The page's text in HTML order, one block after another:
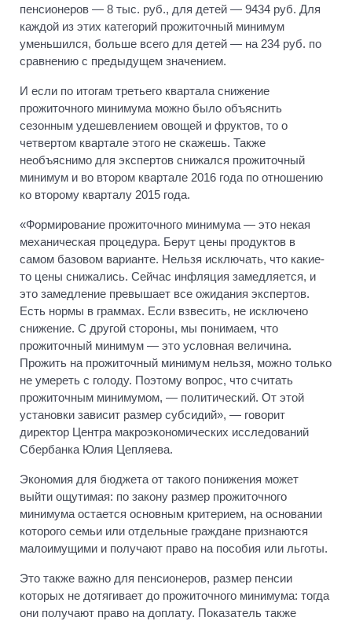
пенсионеров — 8 тыс. руб., для детей — 9434 руб. Для
каждой из этих категорий прожиточный минимум
уменьшился, больше всего для детей — на 234 руб. по
сравнению с предыдущем значением.
И если по итогам третьего квартала снижение
прожиточного минимума можно было объяснить
сезонным удешевлением овощей и фруктов, то о
четвертом квартале этого не скажешь. Также
необъяснимо для экспертов снижался прожиточный
минимум и во втором квартале 2016 года по отношению
ко второму кварталу 2015 года.
«Формирование прожиточного минимума — это некая
механическая процедура. Берут цены продуктов в
самом базовом варианте. Нельзя исключать, что какие-
то цены снижались. Сейчас инфляция замедляется, и
это замедление превышает все ожидания экспертов.
Есть нормы в граммах. Если взвесить, не исключено
снижение. С другой стороны, мы понимаем, что
прожиточный минимум — это условная величина.
Прожить на прожиточный минимум нельзя, можно только
не умереть с голоду. Поэтому вопрос, что считать
прожиточным минимумом, — политический. От этой
установки зависит размер субсидий», — говорит
директор Центра макроэкономических исследований
Сбербанка Юлия Цепляева.
Экономия для бюджета от такого понижения может
выйти ощутимая: по закону размер прожиточного
минимума остается основным критерием, на основании
которого семьи или отдельные граждане признаются
малоимущими и получают право на пособия или льготы.
Это также важно для пенсионеров, размер пенсии
которых не дотягивает до прожиточного минимума: тогда
они получают право на доплату. Показатель также